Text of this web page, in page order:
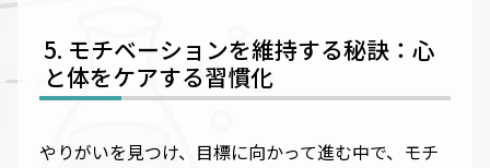
モチベーションを維持する秘訣：心
と体をケアする習慣化
やりがいを見つけ、目標に向かって進む中で、モチ